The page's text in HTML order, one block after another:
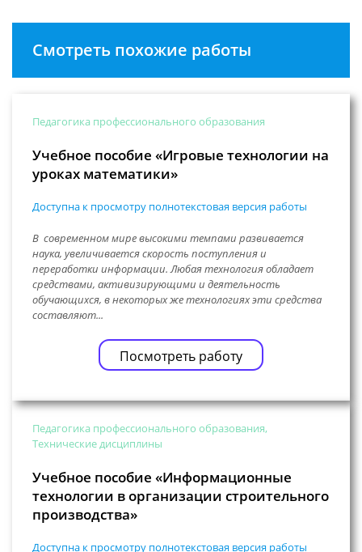
Смотреть похожие работы
Педагогика профессионального образования
Учебное пособие «Игровые технологии на
уроках математики»
Доступна к просмотру полнотекстовая версия работы
В современном мире высокими темпами развивается
наука, увеличивается скорость поступления и
переработки информации. Любая технология обладает
средствами, активизирующими и деятельность
обучающихся, в некоторых же технологиях эти средства
составляют...
Посмотреть работу
Педагогика профессионального образования,
Технические дисциплины
Учебное пособие «Информационные
технологии в организации строительного
производства»
Доступна к просмотру полнотекстовая версия работы